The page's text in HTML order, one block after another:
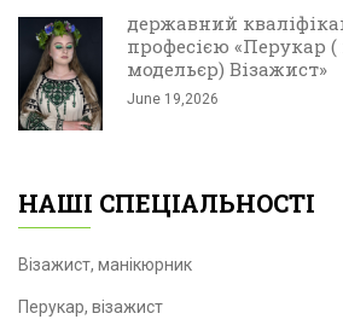
державний
професією «Перукар
модельєр) Візажист»
June 19,2026
НАШІ СПЕЦІАЛЬНОСТІ
Візажист, манікюрник
Перукар, візажист